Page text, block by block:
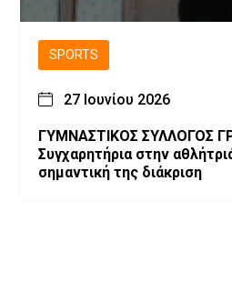
SPORTS
27 Ιουνίου 2026
ΓΥΜΝΑΣΤΙΚΟΣ ΣΥΛΛΟΓΟΣ
Συγχαρητήρια στην
σημαντική της διάκριση